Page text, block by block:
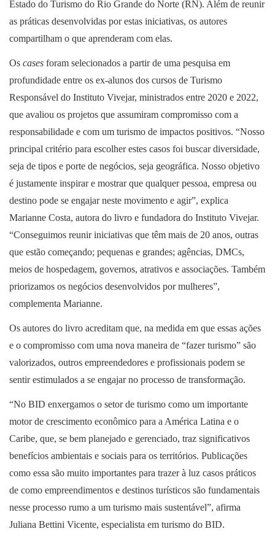
Estado do Turismo do Rio Grande do Norte (RN). Além de reunir
as práticas desenvolvidas por estas iniciativas, os autores
compartilham o que aprenderam com elas.
Os cases foram selecionados a partir de uma pesquisa em
profundidade entre os ex-alunos dos cursos de Turismo
Responsável do Instituto Vivejar, ministrados entre 2020 e 2022,
que avaliou os projetos que assumiram compromisso com a
responsabilidade e com um turismo de impactos positivos. “Nosso
principal critério para escolher estes casos foi buscar diversidade,
seja de tipos e porte de negócios, seja geográfica. Nosso objetivo
é justamente inspirar e mostrar que qualquer pessoa, empresa ou
destino pode se engajar neste movimento e agir”, explica
Marianne Costa, autora do livro e fundadora do Instituto Vivejar.
“Conseguimos reunir iniciativas que têm mais de 20 anos, outras
que estão começando; pequenas e grandes; agências, DMCs,
meios de hospedagem, governos, atrativos e associações. Também
priorizamos os negócios desenvolvidos por mulheres”,
complementa Marianne.
Os autores do livro acreditam que, na medida em que essas ações
e o compromisso com uma nova maneira de “fazer turismo” são
valorizados, outros empreendedores e profissionais podem se
sentir estimulados a se engajar no processo de transformação.
“No BID enxergamos o setor de turismo como um importante
motor de crescimento econômico para a América Latina e o
Caribe, que, se bem planejado e gerenciado, traz significativos
benefícios ambientais e sociais para os territórios. Publicações
como essa são muito importantes para trazer à luz casos práticos
de como empreendimentos e destinos turísticos são fundamentais
nesse processo rumo a um turismo mais sustentável”, afirma
Juliana Bettini Vicente, especialista em turismo do BID.